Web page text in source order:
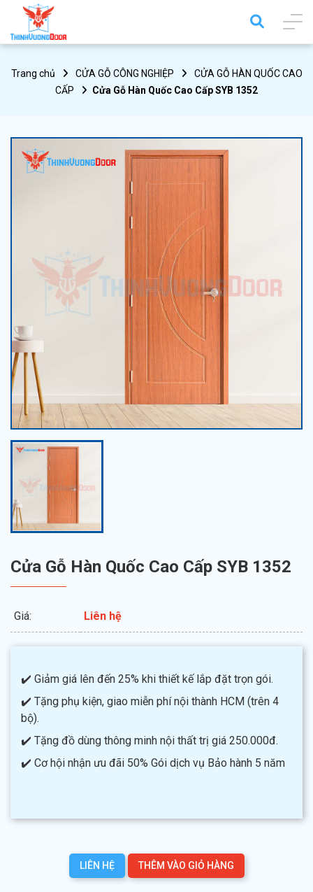
Trang chủ CỬA GỖ CÔNG NGHIỆP
CỬA GỖ HÀN QUỐC CAO
CẤP
Cửa Gỗ Hàn Quốc Cao Cấp SYB 1352
Cửa Gỗ Hàn Quốc Cao Cấp SYB 1352
Giá: Liên hệ
✔️ Giảm giá lên đến 25% khi thiết kế lắp đặt trọn gói.
✔️ Tặng phụ kiện, giao miễn phí nội thành HCM (trên 4
bộ).
✔️ Tặng đồ dùng thông minh nội thất trị giá 250.000đ.
✔️ Cơ hội nhận ưu đãi 50% Gói dịch vụ Bảo hành 5 năm
LIÊN HỆ THÊM VÀO GIỎ HÀNG